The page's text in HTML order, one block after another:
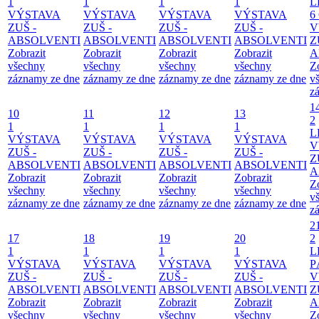
VÝSTAVA
ZUŠ -
ABSOLVENTI
Zobrazit
všechny
záznamy ze dne
VÝSTAVA
ZUŠ -
ABSOLVENTI
Zobrazit
všechny
záznamy ze dne
VÝSTAVA
ZUŠ -
ABSOLVENTI
Zobrazit
všechny
záznamy ze dne
VÝSTAVA
ZUŠ -
ABSOLVENTI
Zobrazit
všechny
záznamy ze dne
6
10
1
VÝSTAVA
ZUŠ -
ABSOLVENTI
Zobrazit
všechny
záznamy ze dne
11
1
VÝSTAVA
ZUŠ -
ABSOLVENTI
Zobrazit
všechny
záznamy ze dne
12
1
VÝSTAVA
ZUŠ -
ABSOLVENTI
Zobrazit
všechny
záznamy ze dne
13
1
VÝSTAVA
ZUŠ -
ABSOLVENTI
Zobrazit
všechny
záznamy ze dne
2
17
1
VÝSTAVA
ZUŠ -
ABSOLVENTI
Zobrazit
všechny
18
1
VÝSTAVA
ZUŠ -
ABSOLVENTI
Zobrazit
všechny
19
1
VÝSTAVA
ZUŠ -
ABSOLVENTI
Zobrazit
všechny
20
1
VÝSTAVA
ZUŠ -
ABSOLVENTI
Zobrazit
všechny
2